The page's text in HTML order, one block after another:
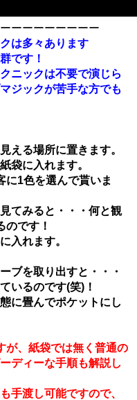
ーーーーーーーー
は多々あります
です！
ニックは不要で演じら
ジックが苦手な方でも
える場所に置きます。
袋に入れます。
に1色を選んで貰いま
てみると・・・何と観
のです！
入れます。
ブを取り出すと・・・
いるのです(笑)！
に畳んでポケットにし
が、紙袋では無く普通の
ディーな手順も解説し
手渡し可能ですので、